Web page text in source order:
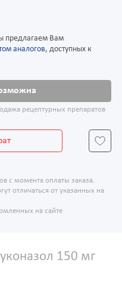
предлагаем Вам
аналогов, доступных к
рецептурных препаратов
с момента оплаты заказа.
отличаться от указанных на
на сайте
150 мг